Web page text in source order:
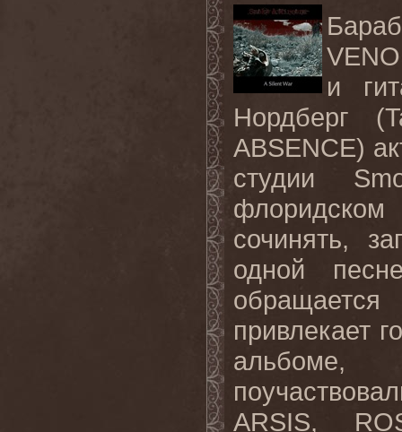
и
Нордберг
ABSENCE)
студии
сочинять,
одной
привлекает
альбоме
ARSIS,